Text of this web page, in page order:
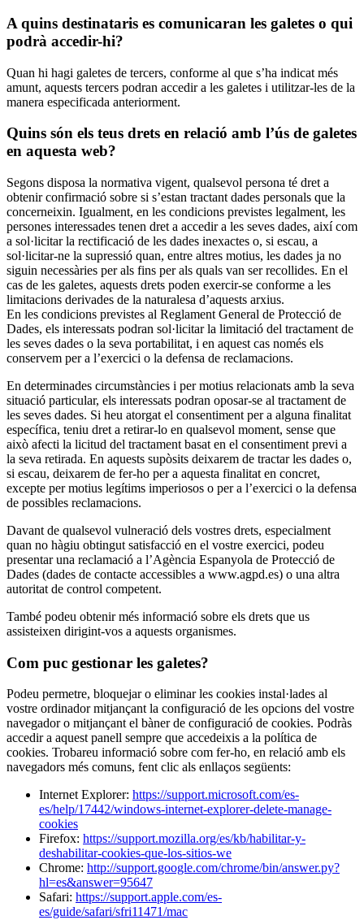
A quins destinataris es comunicaran les galetes o qui
podrà accedir-hi?
Quan hi hagi galetes de tercers, conforme al que s’ha indicat més
amunt, aquests tercers podran accedir a les galetes i utilitzar-les de la
manera especificada anteriorment.
Quins són els teus drets en relació amb l’ús de galetes
en aquesta web?
Segons disposa la normativa vigent, qualsevol persona té dret a
obtenir confirmació sobre si s’estan tractant dades personals que la
concerneixin. Igualment, en les condicions previstes legalment, les
persones interessades tenen dret a accedir a les seves dades, així com
a sol·licitar la rectificació de les dades inexactes o, si escau, a
sol·licitar-ne la supressió quan, entre altres motius, les dades ja no
siguin necessàries per als fins per als quals van ser recollides. En el
cas de les galetes, aquests drets poden exercir-se conforme a les
limitacions derivades de la naturalesa d’aquests arxius.
En les condicions previstes al Reglament General de Protecció de
Dades, els interessats podran sol·licitar la limitació del tractament de
les seves dades o la seva portabilitat, i en aquest cas només els
conservem per a l’exercici o la defensa de reclamacions.
En determinades circumstàncies i per motius relacionats amb la seva
situació particular, els interessats podran oposar-se al tractament de
les seves dades. Si heu atorgat el consentiment per a alguna finalitat
específica, teniu dret a retirar-lo en qualsevol moment, sense que
això afecti la licitud del tractament basat en el consentiment previ a
la seva retirada. En aquests supòsits deixarem de tractar les dades o,
si escau, deixarem de fer-ho per a aquesta finalitat en concret,
excepte per motius legítims imperiosos o per a l’exercici o la defensa
de possibles reclamacions.
Davant de qualsevol vulneració dels vostres drets, especialment
quan no hàgiu obtingut satisfacció en el vostre exercici, podeu
presentar una reclamació a l’Agència Espanyola de Protecció de
Dades (dades de contacte accessibles a www.agpd.es) o una altra
autoritat de control competent.
També podeu obtenir més informació sobre els drets que us
assisteixen dirigint-vos a aquests organismes.
Com puc gestionar les galetes?
Podeu permetre, bloquejar o eliminar les cookies instal·lades al
vostre ordinador mitjançant la configuració de les opcions del vostre
navegador o mitjançant el bàner de configuració de cookies. Podràs
accedir a aquest panell sempre que accedeixis a la política de
cookies. Trobareu informació sobre com fer-ho, en relació amb els
navegadors més comuns, fent clic als enllaços següents:
Internet Explorer: https://support.microsoft.com/es-
es/help/17442/windows-internet-explorer-delete-manage-
cookies
Firefox: https://support.mozilla.org/es/kb/habilitar-y-
deshabilitar-cookies-que-los-sitios-we
Chrome: http://support.google.com/chrome/bin/answer.py?
hl=es&answer=95647
Safari: https://support.apple.com/es-
es/guide/safari/sfri11471/mac